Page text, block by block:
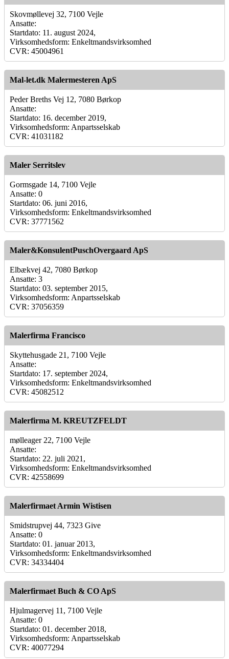
Skovmøllevej 32, 7100 Vejle
Ansatte:
Startdato: 11. august 2024,
Virksomhedsform: Enkeltmandsvirksomhed
CVR: 45004961
Mal-let.dk Malermesteren ApS
Peder Breths Vej 12, 7080 Børkop
Ansatte:
Startdato: 16. december 2019,
Virksomhedsform: Anpartsselskab
CVR: 41031182
Maler Serritslev
Gormsgade 14, 7100 Vejle
Ansatte: 0
Startdato: 06. juni 2016,
Virksomhedsform: Enkeltmandsvirksomhed
CVR: 37771562
Maler&KonsulentPuschOvergaard ApS
Elbækvej 42, 7080 Børkop
Ansatte: 3
Startdato: 03. september 2015,
Virksomhedsform: Anpartsselskab
CVR: 37056359
Malerfirma Francisco
Skyttehusgade 21, 7100 Vejle
Ansatte:
Startdato: 17. september 2024,
Virksomhedsform: Enkeltmandsvirksomhed
CVR: 45082512
Malerfirma M. KREUTZFELDT
mølleager 22, 7100 Vejle
Ansatte:
Startdato: 22. juli 2021,
Virksomhedsform: Enkeltmandsvirksomhed
CVR: 42558699
Malerfirmaet Armin Wistisen
Smidstrupvej 44, 7323 Give
Ansatte: 0
Startdato: 01. januar 2013,
Virksomhedsform: Enkeltmandsvirksomhed
CVR: 34334404
Malerfirmaet Buch & CO ApS
Hjulmagervej 11, 7100 Vejle
Ansatte: 0
Startdato: 01. december 2018,
Virksomhedsform: Anpartsselskab
CVR: 40077294